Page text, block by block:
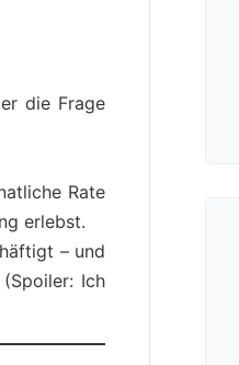
die Frage
Rate
erlebst.
– und
Ich